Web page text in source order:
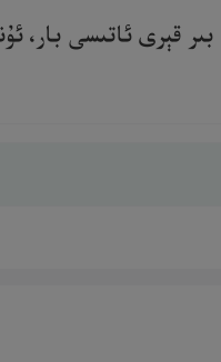
قېرى ئاتىسى بار،